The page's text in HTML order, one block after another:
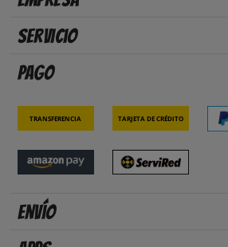
Servicio
Pago
Transferencia Tarjeta de crédito
Envío